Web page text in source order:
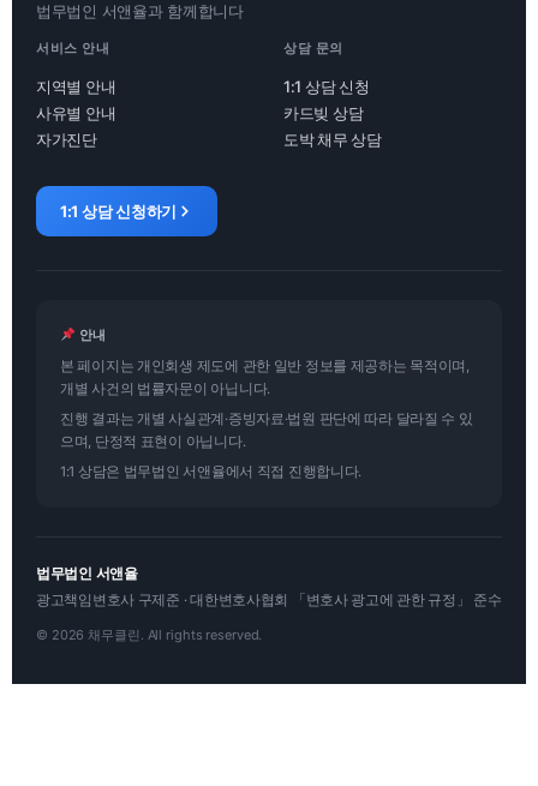
법무법인 서앤율과 함께합니다
서비스 안내
지역별 안내
사유별 안내
자가진단
상담 문의
1:1 상담 신청
카드빚 상담
도박 채무 상담
1:1 상담 신청하기
안내
본 페이지는 개인회생 제도에 관한 일반 정보를 제공하는 목적이며,
개별 사건의 법률자문이 아닙니다.
진행 결과는 개별 사실관계·증빙자료·법원 판단에 따라 달라질 수 있
으며, 단정적 표현이 아닙니다.
1:1 상담은 법무법인 서앤율에서 직접 진행합니다.
법무법인 서앤율
광고책임변호사 구제준 · 대한변호사협회 「변호사 광고에 관한 규정」 준수
© 2026 채무클린. All rights reserved.